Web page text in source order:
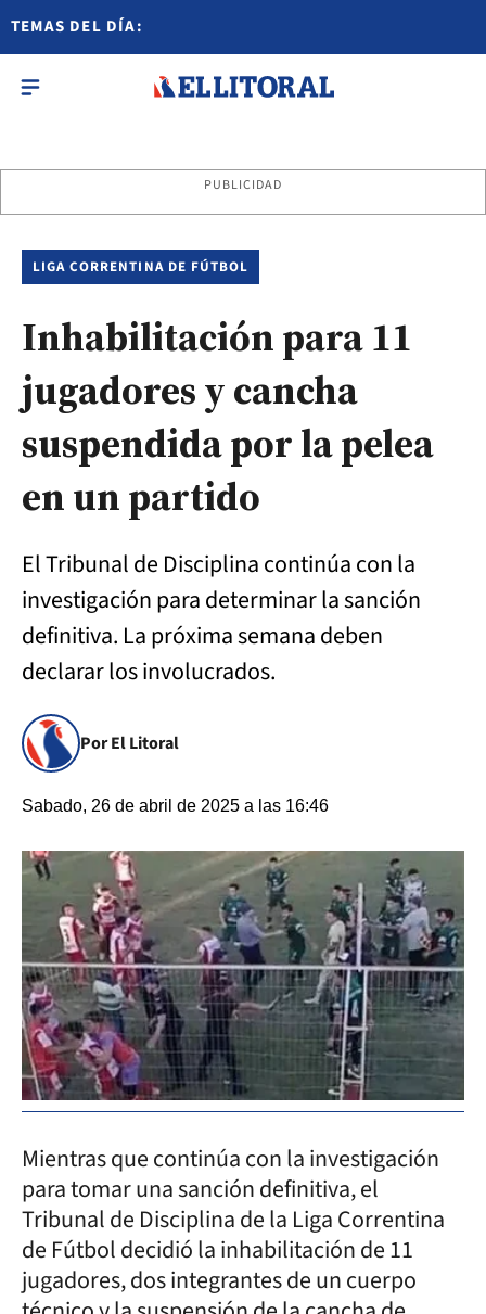
TEMAS DEL DÍA:
PUBLICIDAD
LIGA CORRENTINA DE FÚTBOL
Inhabilitación para 11
jugadores y cancha
suspendida por la pelea
en un partido
El Tribunal de Disciplina continúa con la
investigación para determinar la sanción
definitiva. La próxima semana deben
declarar los involucrados.
Por El Litoral
Sabado, 26 de abril de 2025 a las 16:46
Mientras que continúa con la investigación
para tomar una sanción definitiva, el
Tribunal de Disciplina de la Liga Correntina
de Fútbol decidió la inhabilitación de 11
jugadores, dos integrantes de un cuerpo